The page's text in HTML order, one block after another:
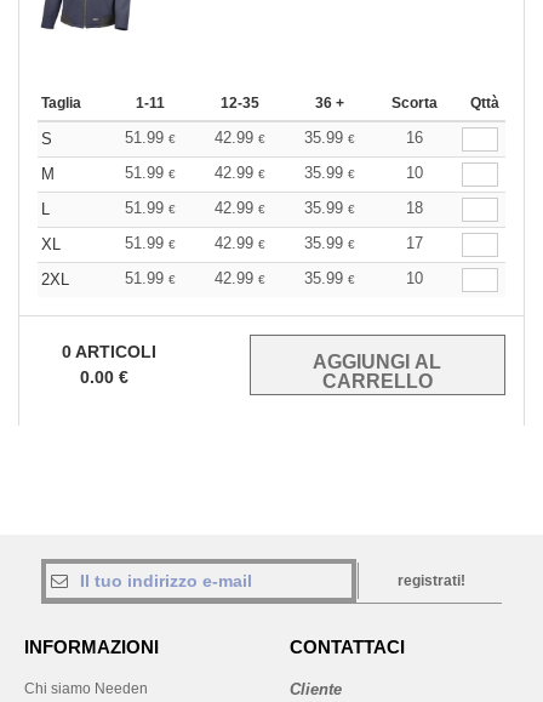
Taglia 1-11 12-35 36 + Scorta Qttà
S 51.99 € 42.99 € 35.99 €
16
M
51.99 € 42.99 € 35.99 €
10
L
51.99 € 42.99 € 35.99 €
18
XL
51.99 € 42.99 € 35.99 €
17
2XL
51.99 € 42.99 € 35.99 € 10
0ARTICOLI
0.00 €
registrati!
INFORMAZIONI
Chi siamo Needen
CONTATTACI
Cliente